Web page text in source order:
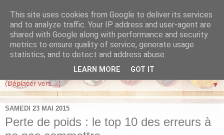
FORZA PERSONA
Vivre mieux, maigrir, perdre du poids en suivant la méthode
Forza Persona de Coach Poids Sante
▼
SAMEDI 23 MAI 2015
Perte de poids : le top 10 des erreurs à
This site uses cookies from Google to deliver its services
and to analyze traffic. Your IP address and user-agent are
shared with Google along with performance and security
metrics to ensure quality of service, generate usage
statistics, and to detect and address abuse.
LEARN MORE GOT IT